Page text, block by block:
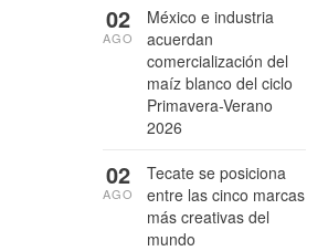
México e industria
acuerdan
comercialización del
maíz blanco del ciclo
Primavera-Verano
2026
02
AGO
Tecate se posiciona
entre las cinco marcas
más creativas del
mundo
02
AGO